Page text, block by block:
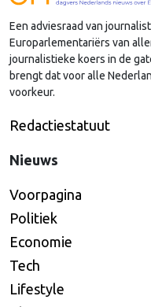
lobby in Brussel, en
Continued
Een adviesraad van
Europarlementariërs van
journalistieke koers in de
brengt dat voor alle
voorkeur.
Redactiestatuut
Nieuws
Voorpagina
Politiek
Economie
Tech
Lifestyle